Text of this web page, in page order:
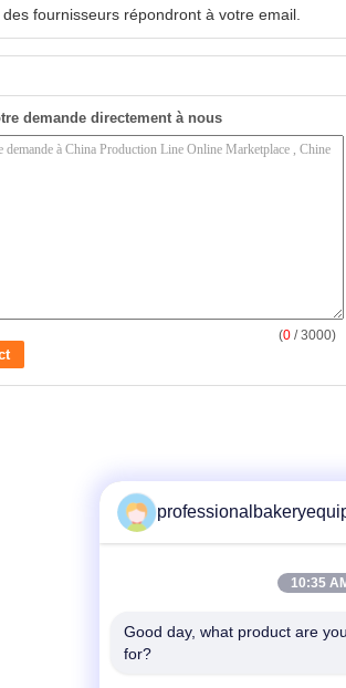
fournisseurs répondront à votre email.
demande directement à nous
(0 / 3000)
10:35
Good day, what product are
for?